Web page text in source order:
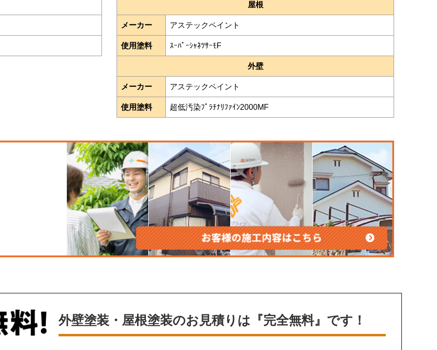
屋根
メーカー アステックペイント
使用塗料 ｽｰﾊﾟｰｼｬﾈﾂｻｰﾓF
外壁
メーカー アステックペイント
使用塗料 超低汚染ﾌﾟﾗﾁﾅﾘﾌｧｲﾝ2000MF
外壁塗装・屋根塗装のお見積りは 『完全無料』です！